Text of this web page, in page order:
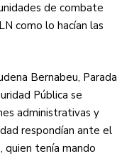
de combate
como lo hacían las
Bernabeu, Parada
Pública se
administrativas y
respondían ante el
quien tenía mando